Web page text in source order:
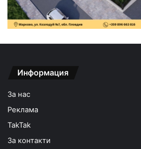
Информация
За нас
Реклама
TakTak
За контакти